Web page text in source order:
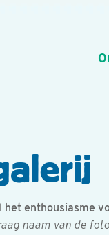
enthousiasme
naam van de